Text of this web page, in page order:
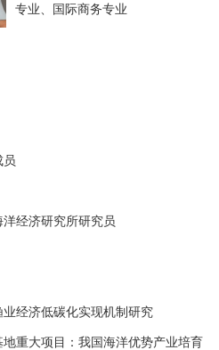
专业、国际商务专业
员
经济研究所研究员
经济低碳化实现机制研究
重大项目：我国海洋优势产业培育